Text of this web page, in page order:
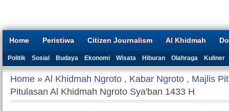
Home Peristiwa Citizen Journalism Al Khidmah
Politik Sosial Budaya Ekonomi Wisata Hiburan Olahraga Kuliner
Home »Al Khidmah Ngroto , Kabar Ngroto , Majlis
Pitulasan Al Khidmah Ngroto Sya'ban 1433 H